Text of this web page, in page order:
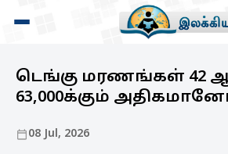
டெங்கு மரணங்கள் 42
63,000க்கும்
08 Jul, 2026